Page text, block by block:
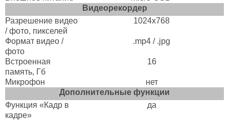
Видеорекордер
Разрешение видео
/ фото, пикселей
1024x768
Формат видео /
фото
.mp4 / .jpg
Встроенная
память, Гб
16
Микрофон
нет
Дополнительные функции
Функция «Кадр в
кадре»
да